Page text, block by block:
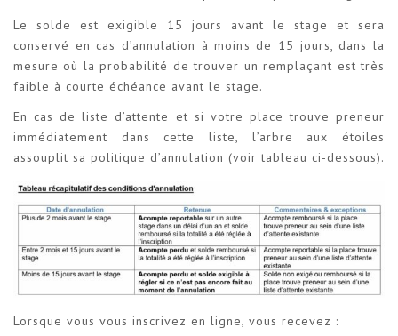
Le solde est exigible 15 jours avant le stage et sera
conservé en cas d’annulation à moins de 15 jours, dans la
mesure où la probabilité de trouver un remplaçant est très
faible à courte échéance avant le stage.
En cas de liste d’attente et si votre place trouve preneur
immédiatement dans cette liste, l’arbre aux étoiles
assouplit sa politique d’annulation (voir tableau ci-dessous).
Lorsque vous vous inscrivez en ligne, vous recevez :